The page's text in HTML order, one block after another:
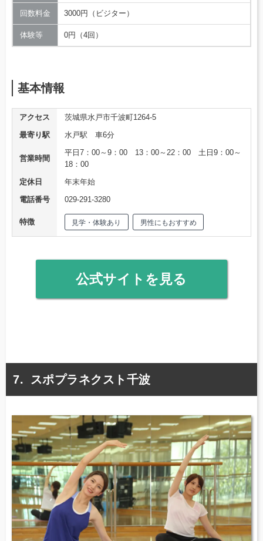
回数料金 3000円（ビジター）
体験等 0円（4回）
基本情報
アクセス
茨城県水戸市千波町1264-5
最寄り駅
水戸駅 車6分
営業時間
平日7：00～9：00 13：00～22：00 土日9：00～
18：00
定休日
年末年始
電話番号
029-291-3280
特徴 見学・体験あり 男性にもおすすめ
公式サイトを見る
スポプラネクスト千波